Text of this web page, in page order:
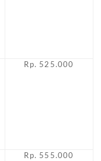
Rp. 525.000
Rp. 555.000